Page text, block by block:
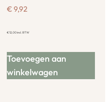
€ 9,92
€12,00incl. BTW
Toevoegen aan
winkelwagen